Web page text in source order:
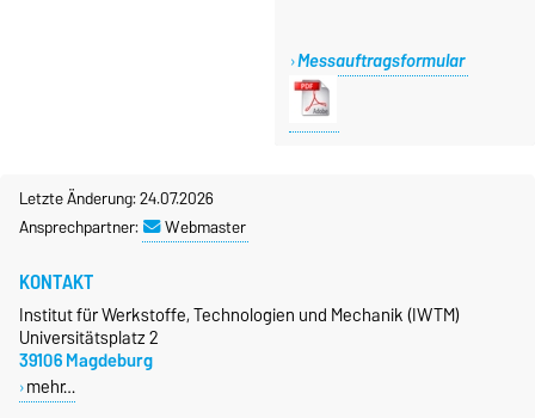
Messauftragsformular
Letzte Änderung: 24.07.2026
Ansprechpartner:
Webmaster
KONTAKT
Institut für Werkstoffe, Technologien und Mechanik (IWTM)
Universitätsplatz 2
39106 Magdeburg
mehr…